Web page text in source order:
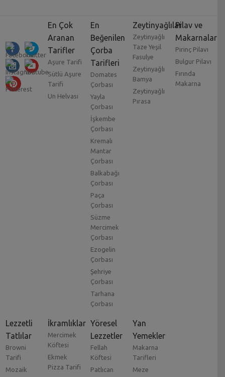
En Çok
Aranan
Tarifler
Aşure Tarifi
Sütlü Aşure
Tarifi
Un Helvası
En
Beğenilen
Çorba
Tarifleri
Domates
Çorbası
Yayla
Çorbası
İşkembe
Çorbası
Kremalı
Mantar
Çorbası
Balkabağı
Çorbası
Paça
Çorbası
Süzme
Mercimek
Çorbası
Ezogelin
Çorbası
Şehriye
Çorbası
Tarhana
Çorbası
Zeytinyağlılar
Zeytinyağlı
Taze Yeşil
Fasulye
Zeytinyağlı
Bamya
Zeytinyağlı
Pırasa
Pilav ve
Makarnalar
Pirinç Pilavı
Bulgur Pilavı
Fırında
Makarna
Lezzetli
Tatlılar
Browni
Tarifi
Mozaik
İkramlıklar
Mercimek
Köftesi
Ekmek
Pizza Tarifi
Yöresel
Lezzetler
Fellah
Köftesi
Patlıcan
Yan
Yemekler
Makarna
Tarifleri
Meze